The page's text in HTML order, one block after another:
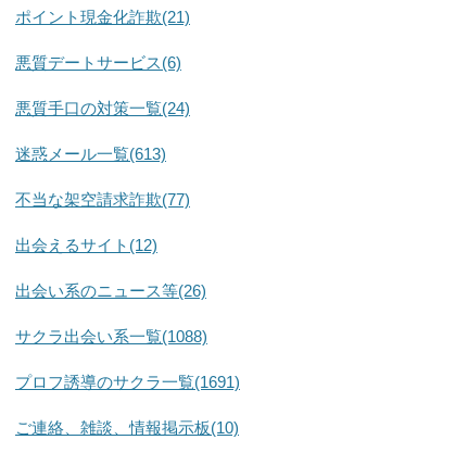
ポイント現金化詐欺(21)
悪質デートサービス(6)
悪質手口の対策一覧(24)
迷惑メール一覧(613)
不当な架空請求詐欺(77)
出会えるサイト(12)
出会い系のニュース等(26)
サクラ出会い系一覧(1088)
プロフ誘導のサクラ一覧(1691)
ご連絡、雑談、情報掲示板(10)